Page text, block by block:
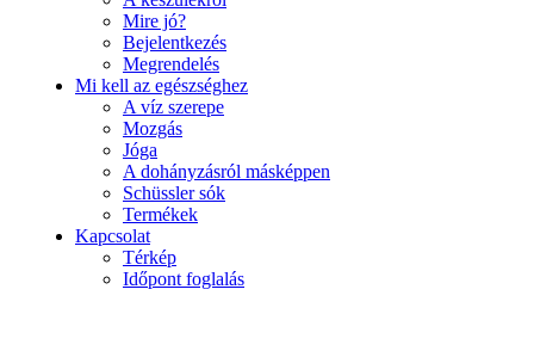
Mire jó?
Bejelentkezés
Megrendelés
Mi kell az egészséghez
A víz szerepe
Mozgás
Jóga
A dohányzásról másképpen
Schüssler sók
Termékek
Kapcsolat
Térkép
Időpont foglalás